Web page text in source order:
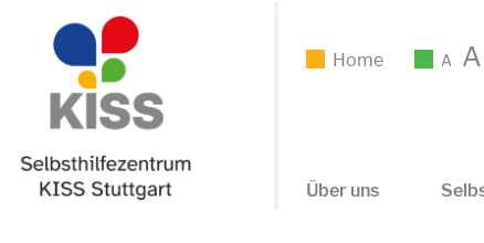
Home A A
Über uns